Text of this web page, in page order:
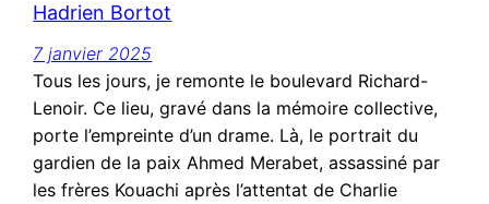
Hadrien Bortot
7 janvier 2025
Tous les jours, je remonte le boulevard Richard-
Lenoir. Ce lieu, gravé dans la mémoire collective,
porte l’empreinte d’un drame. Là, le portrait du
gardien de la paix Ahmed Merabet, assassiné par
les frères Kouachi après l’attentat de Charlie